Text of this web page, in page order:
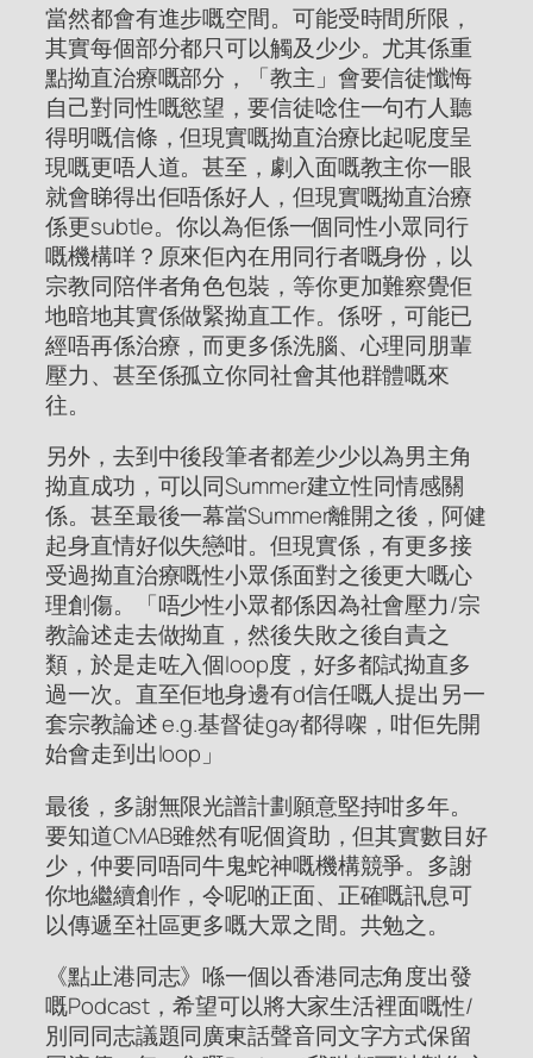
當然都會有進步嘅空間。可能受時間所限，
其實每個部分都只可以觸及少少。尤其係重
點拗直治療嘅部分，「教主」會要信徒懺悔
自己對同性嘅慾望，要信徒唸住一句冇人聽
得明嘅信條，但現實嘅拗直治療比起呢度呈
現嘅更唔人道。甚至，劇入面嘅教主你一眼
就會睇得出佢唔係好人，但現實嘅拗直治療
係更subtle。你以為佢係一個同性小眾同行
嘅機構咩？原來佢內在用同行者嘅身份，以
宗教同陪伴者角色包裝，等你更加難察覺佢
地暗地其實係做緊拗直工作。係呀，可能已
經唔再係治療，而更多係洗腦、心理同朋輩
壓力、甚至係孤立你同社會其他群體嘅來
往。
另外，去到中後段筆者都差少少以為男主角
拗直成功，可以同Summer建立性同情感關
係。甚至最後一幕當Summer離開之後，阿健
起身直情好似失戀咁。但現實係，有更多接
受過拗直治療嘅性小眾係面對之後更大嘅心
理創傷。「唔少性小眾都係因為社會壓力/宗
教論述走去做拗直，然後失敗之後自責之
類，於是走咗入個loop度，好多都試拗直多
過一次。直至佢地身邊有d信任嘅人提出另一
套宗教論述 e.g.基督徒gay都得㗎，咁佢先開
始會走到出loop」
最後，多謝無限光譜計劃願意堅持咁多年。
要知道CMAB雖然有呢個資助，但其實數目好
少，仲要同唔同牛鬼蛇神嘅機構競爭。多謝
你地繼續創作，令呢啲正面、正確嘅訊息可
以傳遞至社區更多嘅大眾之間。共勉之。
《點止港同志》喺一個以香港同志角度出發
嘅Podcast，希望可以將大家生活裡面嘅性/
別同同志議題同廣東話聲音同文字方式保留